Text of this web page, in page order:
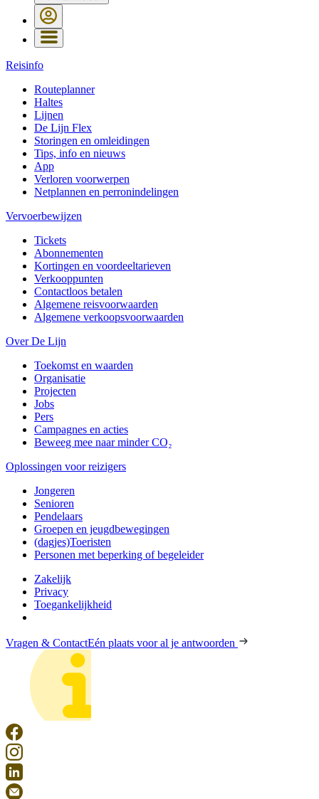
Reisinfo
Routeplanner
Haltes
Lijnen
De Lijn Flex
Storingen en omleidingen
Tips, info en nieuws
App
Verloren voorwerpen
Netplannen en perronindelingen
Vervoerbewijzen
Tickets
Abonnementen
Kortingen en voordeeltarieven
Verkooppunten
Contactloos betalen
Algemene reisvoorwaarden
Algemene verkoopsvoorwaarden
Over De Lijn
Toekomst en waarden
Organisatie
Projecten
Jobs
Pers
Campagnes en acties
Beweeg mee naar minder CO₂
Oplossingen voor reizigers
Jongeren
Senioren
Pendelaars
Groepen en jeugdbewegingen
(dagjes)Toeristen
Personen met beperking of begeleider
Zakelijk
Privacy
Toegankelijkheid
Vragen & ContactEén plaats voor al je antwoorden